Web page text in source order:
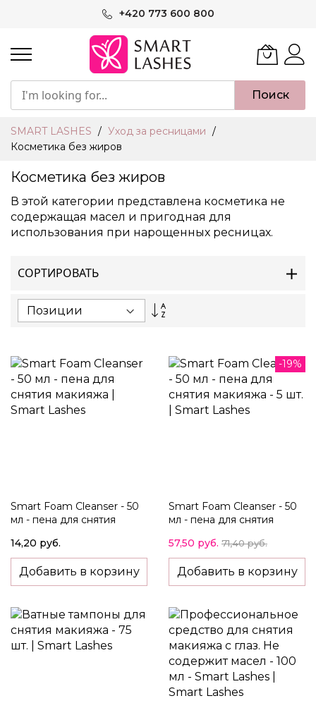
+420 773 600 800
Поиск
SMART LASHES
Уход за ресницами
Косметика без жиров
Косметика без жиров
В этой категории представлена косметика не
содержащая масел и пригодная для
использования при нарощенных ресницах.
СОРТИРОВАТЬ
Set
Smart Foam Cleanser - 50
мл - пена для снятия
14,20 руб.
Добавить в корзину
-19%
Smart Foam Cleanser - 50
мл - пена для снятия
57,50 руб. 71,40 руб.
Добавить в корзину